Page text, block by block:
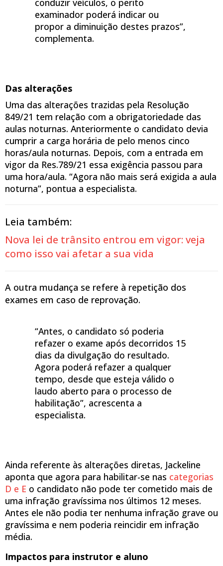
conduzir veículos, o perito
examinador poderá indicar ou
propor a diminuição destes prazos”,
complementa.
Das alterações
Uma das alterações trazidas pela Resolução
849/21 tem relação com a obrigatoriedade das
aulas noturnas. Anteriormente o candidato devia
cumprir a carga horária de pelo menos cinco
horas/aula noturnas. Depois, com a entrada em
vigor da Res.789/21 essa exigência passou para
uma hora/aula. “Agora não mais será exigida a aula
noturna”, pontua a especialista.
Leia também:
Nova lei de trânsito entrou em vigor: veja
como isso vai afetar a sua vida
A outra mudança se refere à repetição dos
exames em caso de reprovação.
“Antes, o candidato só poderia
refazer o exame após decorridos 15
dias da divulgação do resultado.
Agora poderá refazer a qualquer
tempo, desde que esteja válido o
laudo aberto para o processo de
habilitação”, acrescenta a
especialista.
Ainda referente às alterações diretas, Jackeline
aponta que agora para habilitar-se nas categorias
D e E o candidato não pode ter cometido mais de
uma infração gravíssima nos últimos 12 meses.
Antes ele não podia ter nenhuma infração grave ou
gravíssima e nem poderia reincidir em infração
média.
Impactos para instrutor e aluno